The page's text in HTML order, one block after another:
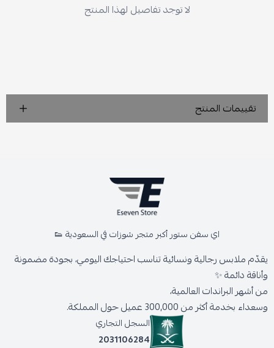
لا توجد تفاصيل لهذا المنتج
تقييمات المنتج
اي سفن ستور أكبر متجر شوزات في السعودية 👟
يقدّم ملابس رجالية ونسائية تناسب احتياجك اليومي، بجودة مضمونة
وأناقة دائمة ✨
من أشهر البراندات العالمية،
وسعداء بخدمة أكثر من 300,000 عميل حول المملكة.
السجل التجاري
2031106284